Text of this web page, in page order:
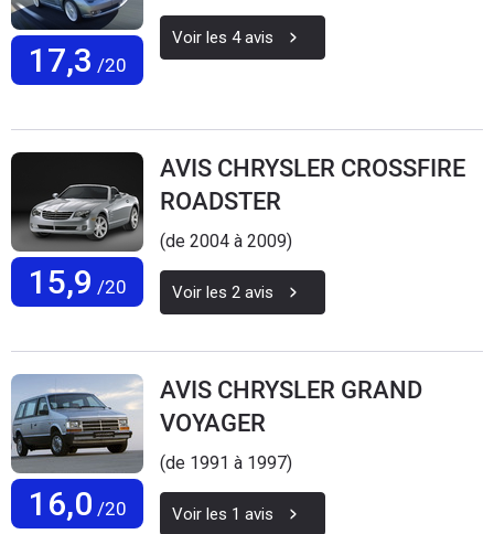
17,3 /20
Voir les 4avis
15,9 /20
AVIS CHRYSLER CROSSFIRE
ROADSTER
(de 2004 à 2009)
Voir les 2 avis
16,0 /20
AVIS CHRYSLER GRAND
VOYAGER
(de 1991 à 1997)
Voir les 1 avis